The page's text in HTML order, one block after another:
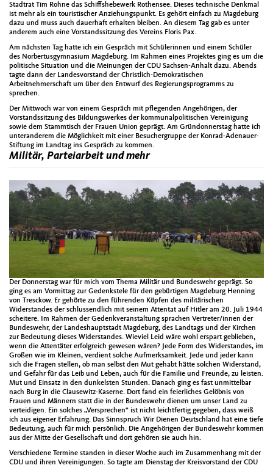
Stadtrat Tim Rohne das Schiffshebewerk Rothensee. Dieses technische Denkmal
ist mehr als ein touristischer Anziehungspunkt. Es gehört einfach zu Magdeburg
dazu und muss auch dauerhaft erhalten bleiben. An diesem Tag gab es unter
anderem auch eine Vorstandssitzung des Vereins Floris Pax.
Am nächsten Tag hatte ich ein Gespräch mit Schülerinnen und einem Schüler
des Norbertusgymnasium Magdeburg. Im Rahmen eines Projektes ging es um die
politische Situation und die Meinungen der CDU Sachsen-Anhalt dazu. Abends
tagte dann der Landesvorstand der Christlich-Demokratischen
Arbeitnehmerschaft um über den Entwurf des Regierungsprogramms zu
sprechen.
Der Mittwoch war von einem Gespräch mit pflegenden Angehörigen, der
Vorstandssitzung des Bildungswerkes der kommunalpolitischen Vereinigung
sowie dem Stammtisch der Frauen Union geprägt. Am Gründonnerstag hatte ich
unteranderem die Möglichkeit mit einer Besuchergruppe der Konrad-Adenauer-
Stiftung im Landtag ins Gespräch zu kommen.
Militär, Parteiarbeit und mehr
Der Donnerstag war für mich vom Thema Militär und Bundeswehr geprägt. So
ging es am Vormittag zur Gedenkstele für den gebürtigen Magdeburg Henning
von Tresckow. Er gehörte zu den führenden Köpfen des militärischen
Widerstandes der schlussendlich mit seinem Attentat auf Hitler am 20. Juli 1944
scheitere. Im Rahmen der Gedenkveranstaltung sprachen Vertreter/innen der
Bundeswehr, der Landeshauptstadt Magdeburg, des Landtags und der Kirchen
zur Bedeutung dieses Widerstandes. Wieviel Leid wäre wohl erspart geblieben,
wenn die Attentäter erfolgreich gewesen wären? Jede Form des Widerstandes, im
Großen wie im Kleinen, verdient solche Aufmerksamkeit. Jede und jeder kann
sich die Fragen stellen, ob man selbst den Mut gehabt hätte solchen Widerstand,
und Gefahr für das Leib und Leben, auch für die Familie und Freunde, zu leisten.
Mut und Einsatz in den dunkelsten Stunden. Danach ging es fast unmittelbar
nach Burg in die Clausewitz-Kaserne. Dort fand ein feierliches Gelöbnis von
Frauen und Männern statt die in der Bundeswehr dienen um unser Land zu
verteidigen. Ein solches „Versprechen“ ist nicht leichtfertig gegeben, dass weiß
ich aus eigener Erfahrung. Das Sinnspruch Wir Dienen Deutschland hat eine tiefe
Bedeutung, auch für mich persönlich. Die Angehörigen der Bundeswehr kommen
aus der Mitte der Gesellschaft und dort gehören sie auch hin.
Verschiedene Termine standen in dieser Woche auch im Zusammenhang mit der
CDU und ihren Vereinigungen. So tagte am Dienstag der Kreisvorstand der CDU